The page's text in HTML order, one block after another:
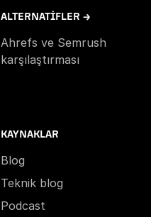
ALTERNATIFLER →
Ahrefs ve Semrush
karşılaştırması
KAYNAKLAR
Blog
Teknik blog
Podcast